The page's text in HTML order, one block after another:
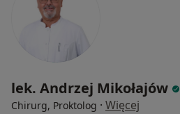
lek. Andrzej Mikołajów
Chirurg, Proktolog · Więcej